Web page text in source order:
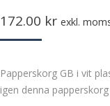
172.00 kr exkl.
Papperskorg GB i vit
igen denna